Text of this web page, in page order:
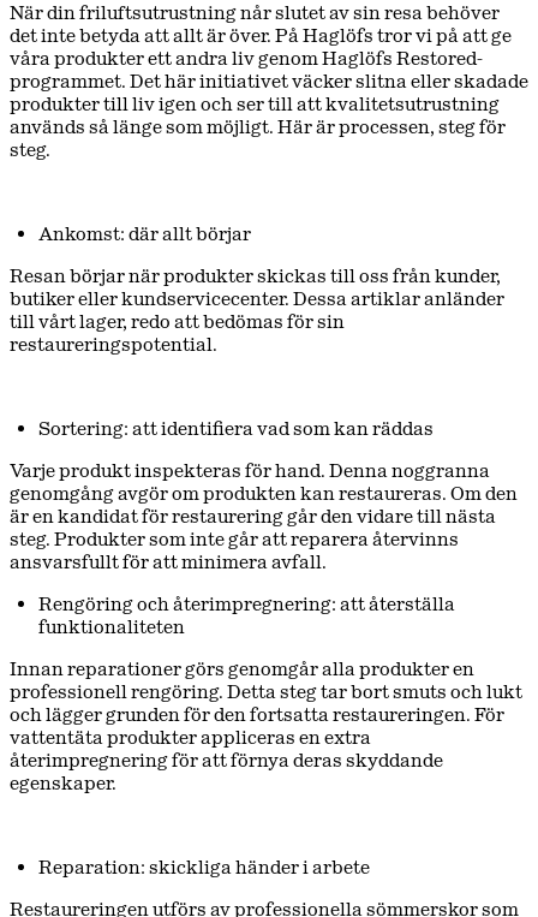
När din friluftsutrustning når slutet av sin resa behöver
det inte betyda att allt är över. På Haglöfs tror vi på att ge
våra produkter ett andra liv genom Haglöfs Restored-
programmet. Det här initiativet väcker slitna eller skadade
produkter till liv igen och ser till att kvalitetsutrustning
används så länge som möjligt. Här är processen, steg för
steg.
Ankomst: där allt börjar
Resan börjar när produkter skickas till oss från kunder,
butiker eller kundservicecenter. Dessa artiklar anländer
till vårt lager, redo att bedömas för sin
restaureringspotential.
Sortering: att identifiera vad som kan räddas
Varje produkt inspekteras för hand. Denna noggranna
genomgång avgör om produkten kan restaureras. Om den
är en kandidat för restaurering går den vidare till nästa
steg. Produkter som inte går att reparera återvinns
ansvarsfullt för att minimera avfall.
Rengöring och återimpregnering: att återställa
funktionaliteten
Innan reparationer görs genomgår alla produkter en
professionell rengöring. Detta steg tar bort smuts och lukt
och lägger grunden för den fortsatta restaureringen. För
vattentäta produkter appliceras en extra
återimpregnering för att förnya deras skyddande
egenskaper.
Reparation: skickliga händer i arbete
Restaureringen utförs av professionella sömmerskor som